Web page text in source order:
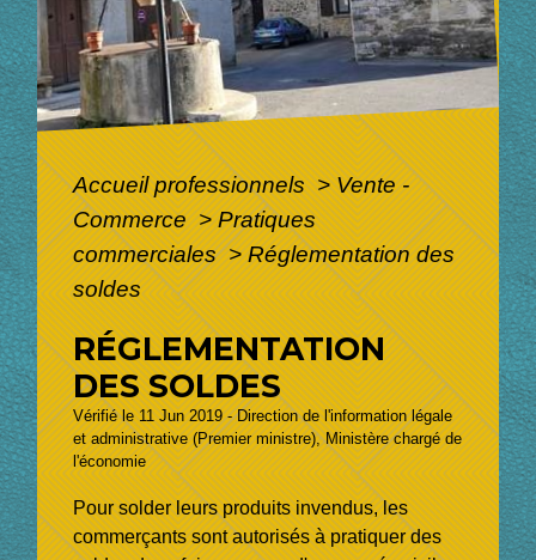
Accueil professionnels> Vente -
Commerce> Pratiques
commerciales> Réglementation des
soldes
RÉGLEMENTATION
DES SOLDES
Vérifié le 11 Jun 2019 - Direction de l'information légale
et administrative (Premier ministre), Ministère chargé de
l'économie
Pour solder leurs produits invendus, les
commerçants sont autorisés à pratiquer des